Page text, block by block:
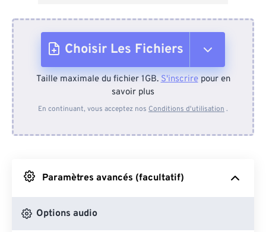
Choisir Les Fichiers
Depuis l'appareil
Depuis Google Drive
Depuis OneDrive
Taille maximale du fichier 1GB.S'inscrirepour en
savoir plus
En continuant, vous acceptez nos Conditions d'utilisation .
Paramètres avancés (facultatif)
Options audio